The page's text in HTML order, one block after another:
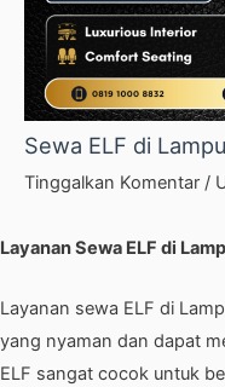
Sewa ELF di
Tinggalkan Komentar /
Layanan Sewa ELF di
Layanan sewa ELF di
yang nyaman dan dapat
ELF sangat cocok untuk